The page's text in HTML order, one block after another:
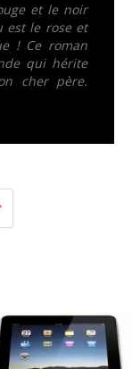
et le noir
est le rose et
! Ce roman
qui hérite
cher père.